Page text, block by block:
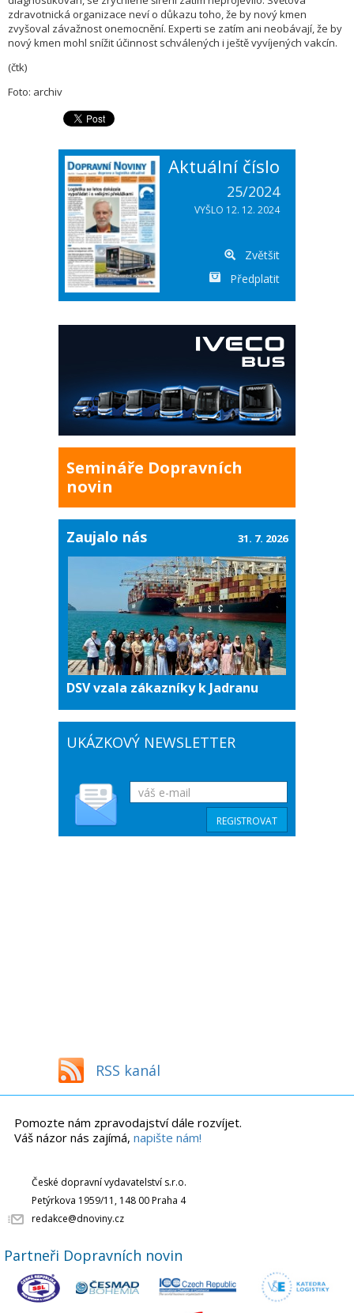
zdravotnická organizace neví o důkazu toho, že by nový kmen
zvyšoval závažnost onemocnění. Experti se zatím ani neobávají, že by
nový kmen mohl snížit účinnost schválených i ještě vyvíjených vakcín.
(čtk)
Foto: archiv
Aktuální číslo
25/2024
VYŠLO 12. 12. 2024
Zvětšit
Předplatit
Semináře Dopravních
novin
Zaujalo nás
DSV vzala zákazníky k Jadranu
31. 7. 2026
UKÁZKOVÝ NEWSLETTER
RSS kanál
Pomozte nám zpravodajství dále rozvíjet.
Váš názor nás zajímá, napište nám!
České dopravní vydavatelství s.r.o.
Petýrkova 1959/11, 148 00 Praha 4
redakce@dnoviny.cz
Partneři Dopravních novin